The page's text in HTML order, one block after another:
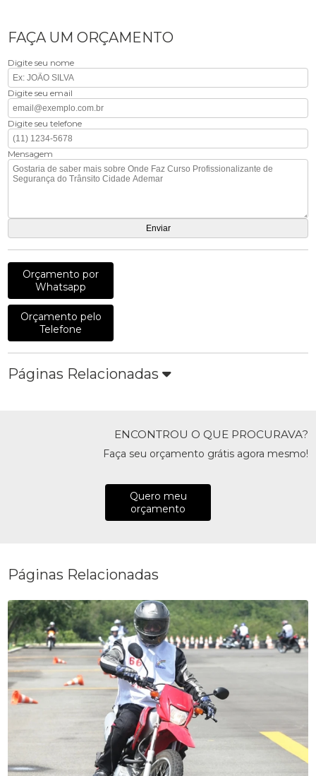
FAÇA UM ORÇAMENTO
Digite seu nome
Digite seu email
Digite seu telefone
Mensagem
Orçamento por
Whatsapp
Orçamento pelo
Telefone
Páginas Relacionadas
ENCONTROU O QUE PROCURAVA?
Faça seu orçamento grátis agora mesmo!
Quero meu
orçamento
Páginas Relacionadas